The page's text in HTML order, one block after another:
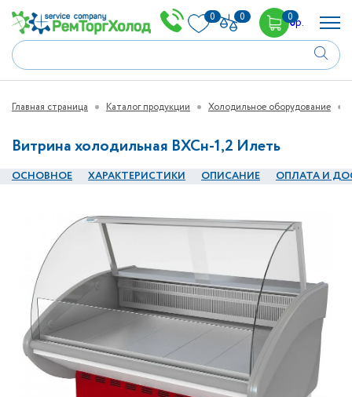
0 0 00р.
Главная страница Каталог продукции Холодильное оборудование
Витрина холодильная ВХСн-1,2 Илеть
ОСНОВНОЕ ХАРАКТЕРИСТИКИ ОПИСАНИЕ ОПЛАТА И